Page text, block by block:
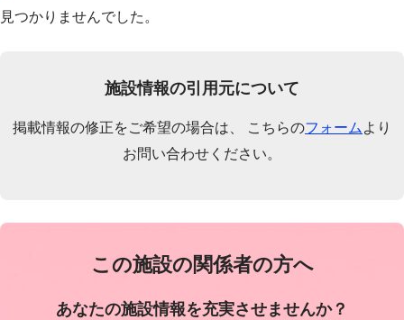
見つかりませんでした。
施設情報の引用元について
掲載情報の修正をご希望の場合は、 こちらのフォーム より
お問い合わせください。
この施設の関係者の方へ
あなたの施設情報を充実させませんか？